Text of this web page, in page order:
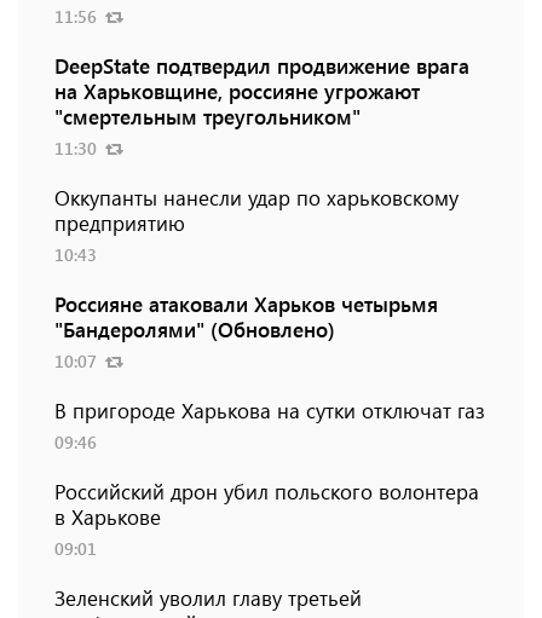
11:56
DeepState подтвердил продвижение врага
на Харьковщине, россияне угрожают
"смертельным треугольником"
11:30
Оккупанты нанесли удар по харьковскому
предприятию
10:43
Россияне атаковали Харьков четырьмя
"Бандеролями" (Обновлено)
10:07
В пригороде Харькова на сутки отключат газ
09:46
Российский дрон убил польского волонтера
в Харькове
09:01
Зеленский уволил главу третьей